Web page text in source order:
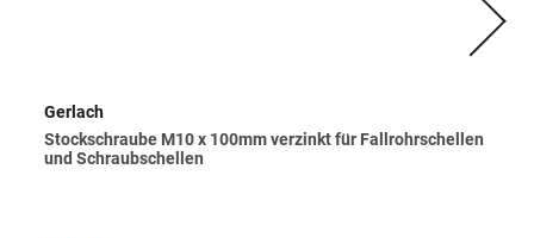
Gerlach
Stockschraube M10 x 100mm verzinkt für Fallrohrschellen
und Schraubschellen